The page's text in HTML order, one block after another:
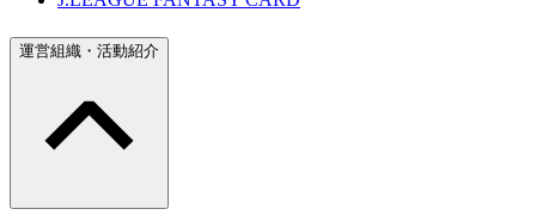
運営組織・活動紹介